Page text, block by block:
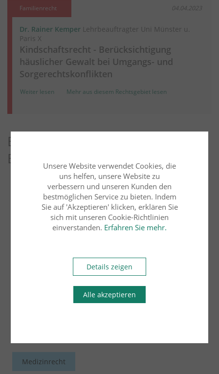
Familienrecht 04.04.2023
Dr. Rainer Kemper Lehrbeauftragter Uni Münster u.
Paris X
Kindschaftsrecht - Berücksichtigung
häuslicher Gewalt bei Umgangs- und
Sorgerechtskonflikten
Weiter lesen Mehr aus diesem Rechtsgebiet lesen
Entdecken Sie weitere Blog-
Beiträge
Übersicht Arbeitsrecht
Bau- und Architektenrecht Erbrecht
Handels- und Gesellschaftsrecht
Medizinrecht
Unsere Website verwendet Cookies, die
uns helfen, unsere Website zu
verbessern und unseren Kunden den
bestmöglichen Service zu bieten. Indem
Sie auf 'Akzeptieren' klicken, erklären Sie
sich mit unseren Cookie-Richtlinien
einverstanden. Erfahren Sie mehr.
Details zeigen
Alle akzeptieren